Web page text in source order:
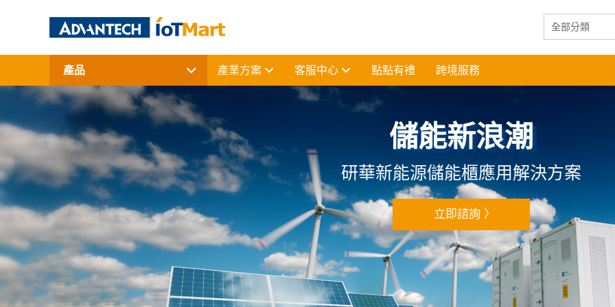
產品 產業方案 客服中心 點點有禮 跨境服務
網通產品
資料擷取與控制
終端解決方案
周邊應用組件
授權軟體與研華課程
儲能新浪潮
研華新能源儲能櫃應用解決方案
立即諮詢 〉